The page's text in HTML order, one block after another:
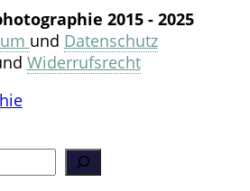
2015 - 2025
und Datenschutz
Widerrufsrecht